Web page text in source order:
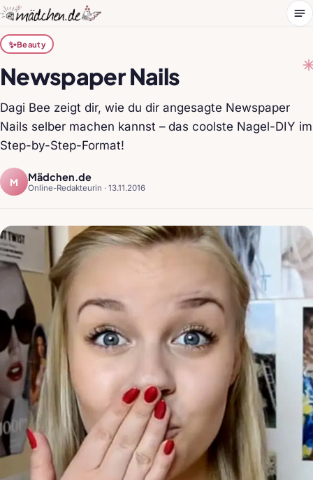
✨Beauty
Newspaper Nails
Dagi Bee zeigt dir, wie du dir angesagte Newspaper
Nails selber machen kannst – das coolste Nagel-DIY im
Step-by-Step-Format!
M Mädchen.de
Online-Redakteurin · 13.11.2016